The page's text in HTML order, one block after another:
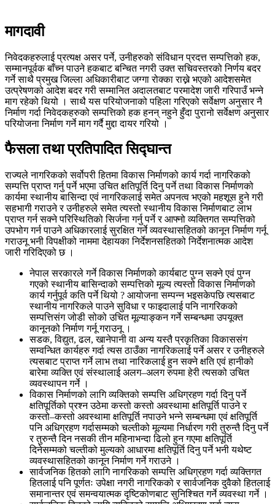
मागदावी
निवेदकहरुलाई प्रत्यक्ष असर पर्ने, उनीहरुको संविधान प्रदत्त सम्पत्तिको हक,
सम्मानपूर्वक बाँच्न पाउने हकबाट बन्चित नगरी उक्त सचिवस्तरको निर्णय बदर
गर्ने साथै प्रमुख जिल्ला अधिकारीबाट जग्गा रोक्का राख्ने भएको आदेशसमेत
उत्प्रेषणको आदेश बदर गरी सम्मानित अदालतबाट परमादेश जारी गरिपाउँ भन्ने
माग रहेको थियो । साथै यस परियोजनाको पहिला गरिएको सर्वेक्षण अनुसार नै
निर्माण गर्दा निवेदकहरुको सम्पत्तिको हक हनन् नहुने हुँदा पुरानो सर्वेक्षण अनुसार
परियोजना निर्माण गर्ने माग गर्दै मुद्दा दायर गरियो ।
फैसला तथा प्रतिपादित सिद्घान्त
राज्यले नागरिकको सर्वोपरी हितमा विकास निर्माणको कार्य गर्दा नागरिकको
सम्पत्ति प्राप्त गर्नु पर्ने भएमा उचित क्षतिपूर्ति दिनु पर्ने तथा विकास निर्माणको
कार्यमा स्थानीय बासिन्दा एवं नागरिकलाई समेत अपनत्व भएको महशूस हुने गरी
सहभागी गराउने र उनीहरुले समेत त्यस्तो स्थानीय विकास निर्माणबाट लाभ
प्राप्त गर्न सक्ने परिस्थितिको सिर्जना गर्नु पर्ने र आफ्नो व्यक्तिगत सम्पत्तिको
उपभोग गर्न पाउने अधिकारलाई सुरक्षित गर्ने व्यवस्थासहितको कानून निर्माण गर्नू
गराउनू भनी विपक्षीको नाममा देहायका निर्देशनसहितको निर्देशनात्मक आदेश
जारी गरिदिएको छ ।
नेपाल सरकारले गर्ने विकास निर्माणको कार्यबाट पुग्न सक्ने एवं पुग्न
गएको स्थानीय बासिन्दाको सम्पत्तिको मूल्य त्यस्तो विकास निर्माणको
कार्य गर्नुपूर्व कति पर्ने थियो ? आयोजना सम्पन्न भइसकेपछि त्यसबाट
स्थानीय नागरिकले पाउने सुविधा र फाइदालाई पनि नागरिकको
सम्पत्तिसंग जोडी सोको उचित मूल्याङ्कन गर्ने सम्बन्धमा उपयूक्त
कानूनको निर्माण गर्नू गराउनू ।
सडक, विद्युत, ढल, खानेपानी वा अन्य यस्तै प्रकृतिका विकाससंग
सम्वन्धित कार्यहरु गर्दा त्यस ठाउँका नागरिकलाई पर्ने असर र उनीहरुले
त्यसबाट प्राप्त गर्ने लाभ तथा नारिकलाई हुन सक्ने क्षति एवं हानीको
बारेमा व्यक्ति एवं संस्थालाई अलग–अलग रुपमा हेरी त्यसको उचित
व्यवस्थापन गर्ने ।
विकास निर्माणको लागि व्यक्तिको सम्पत्ति अधिग्रहण गर्दा दिनु पर्ने
क्षतिपूर्तिको प्रश्न उठेमा कस्तो कस्तो अवस्थामा क्षतिपूर्ति पाउने र
कस्तो–कस्तो अवस्थामा क्षतिपूर्ति नपाउने भन्ने सम्बन्धमा एवं क्षतिपूर्ति
पनि अधिग्रहण गर्दासम्मको चल्तीको मूल्यमा निर्धारण गरी तुरुन्तै दिनु पर्ने
र तुरुन्तै दिन नसकी तीन महिनाभन्दा ढिलो हुन गएमा क्षतिपूर्ति
दिनेसम्मको चल्तीको मुल्यको आधारमा क्षतिपूर्ति दिनु पर्ने भनी यथेष्ट
व्यवस्थासहितको कानून निर्माण गर्ने गराउने ।
सार्वजनिक हितको लागि नागरिकको सम्पत्ति अधिग्रहण गर्दा व्यक्तिगत
हितलाई पनि पूर्णतः उपेक्षा नगरी नागरिकको र सार्वजनिक दुवैको हितलाई
समानान्तर एवं समन्वयात्मक दृष्टिकोणबाट सुनिश्चित गर्ने व्यवस्था गर्ने ।